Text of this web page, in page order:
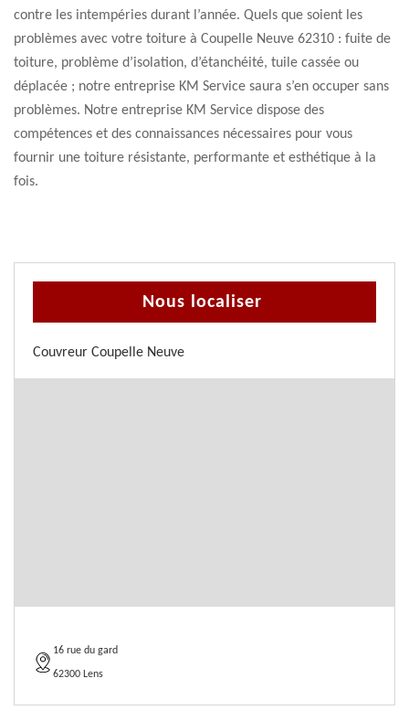
contre les intempéries durant l’année. Quels que soient les
problèmes avec votre toiture à Coupelle Neuve 62310 : fuite de
toiture, problème d’isolation, d’étanchéité, tuile cassée ou
déplacée ; notre entreprise KM Service saura s’en occuper sans
problèmes. Notre entreprise KM Service dispose des
compétences et des connaissances nécessaires pour vous
fournir une toiture résistante, performante et esthétique à la
fois.
Nous localiser
Couvreur Coupelle Neuve
16 rue du gard
62300 Lens